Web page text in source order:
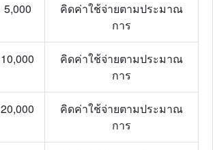
5,000
คิดค่าใช้จ่ายตามประมาณ
การ
10,000
คิดค่าใช้จ่ายตามประมาณ
การ
20,000
คิดค่าใช้จ่ายตามประมาณ
การ